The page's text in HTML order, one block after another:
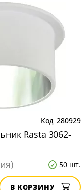
280929
Rasta 3062-
50 шт.
В КОРЗИНУ